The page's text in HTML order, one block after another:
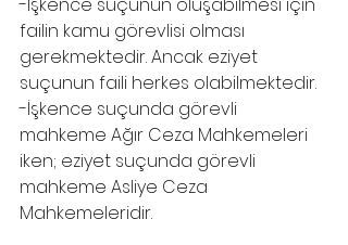
failin kamu görevlisi olması
gerekmektedir. Ancak eziyet
suçunun faili herkes olabilmektedir.
-İşkence suçunda görevli
mahkeme Ağır Ceza Mahkemeleri
iken; eziyet suçunda görevli
mahkeme Asliye Ceza
Mahkemeleridir.